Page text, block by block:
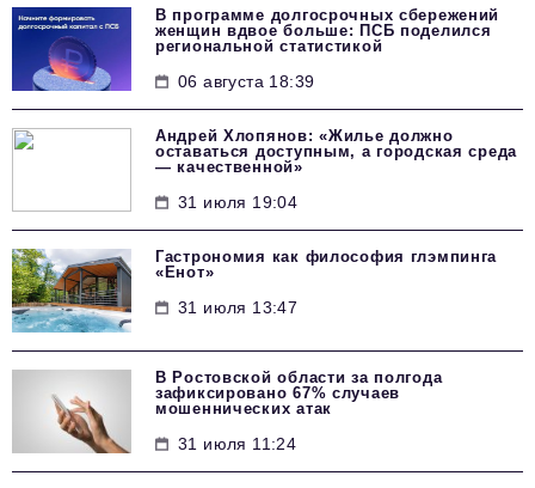
В программе долгосрочных сбережений
женщин вдвое больше: ПСБ поделился
региональной статистикой
06 августа 18:39
Андрей Хлопянов: «Жилье должно
оставаться доступным, а городская среда
— качественной»
31 июля 19:04
Гастрономия как философия глэмпинга
«Енот»
31 июля 13:47
В Ростовской области за полгода
зафиксировано 67% случаев
мошеннических атак
31 июля 11:24